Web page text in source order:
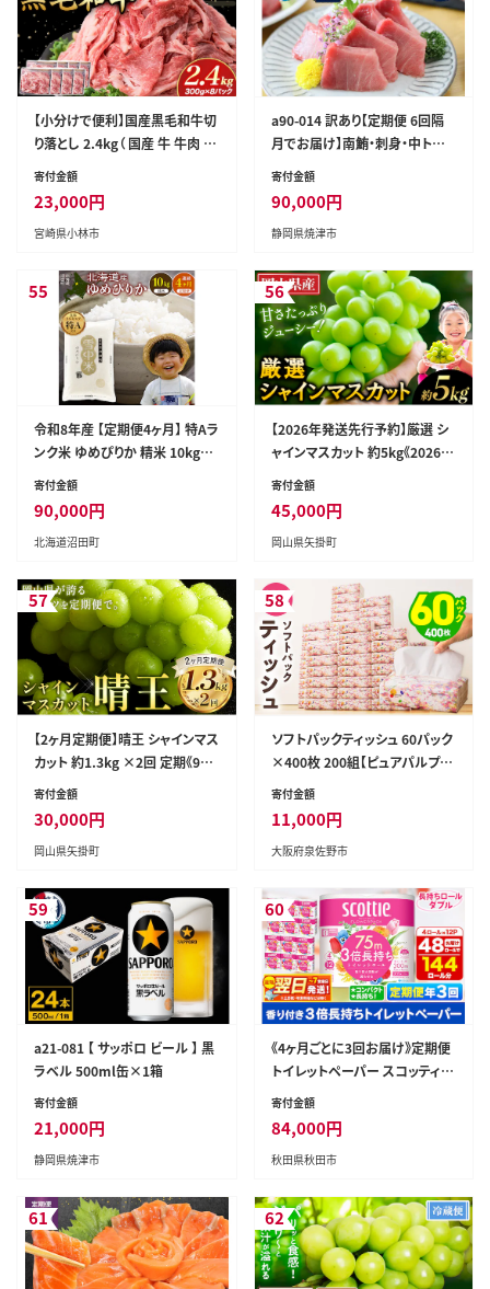
【小分けで便利】国産黒毛和牛切
り落とし 2.4kg（ 国産 牛 牛肉 黒
毛和牛 切り落とし 真空 小分け
冷凍 宮崎県 小林市 ）
寄付金額
23,000円
宮崎県小林市
a90-014 訳あり【定期便 6回隔
月でお届け】南鮪・刺身・中トロ
(約700g)
寄付金額
90,000円
静岡県焼津市
55
令和8年産 【定期便4ヶ月】 特Aラ
ンク米 ゆめぴりか 精米 10kg（5
kg×2袋）【11月発送】雪冷気 籾
貯蔵 雪中米 北海道 nr-1711
寄付金額
90,000円
北海道沼田町
56
【2026年発送先行予約】厳選 シ
ャインマスカット 約5kg《2026年
9月上旬-11月中旬に出荷予定
(土日祝除く)》岡山 シャインマス
カット 厳選 シャインマスカット
ぶどう ブドウ シャインマスカット
ト 限定 岡山県産 ぶどう ブドウ
シャインマスカット 矢掛町---ofn
_cwsmx_ae911_26_42500_8
---
寄付金額
45,000円
岡山県矢掛町
57
【2ヶ月定期便】晴王 シャインマス
カット 約1.3kg ×2回 定期《9月-
10月頃出荷》 シャインマスカット
フルーツ---ofn_chotei_26_30
000_sep2---
寄付金額
30,000円
岡山県矢掛町
58
ソフトパックティッシュ 60パック
×400枚 200組【ピュアパルプ10
0％ 高評価 人気急上昇 まとめ買
蓄 防災 箱なし】 010B1754
寄付金額
11,000円
大阪府泉佐野市
59
a21-081 【 サッポロ ビール 】 黒
ラベル 500ml缶×1箱
寄付金額
21,000円
静岡県焼津市
60
《4ヶ月ごとに3回お届け》定期便
トイレットペーパー スコッティ
フラワーパック 3倍長持ち〈香り
最短翌日発送 [スコッティ フラ
ワーパック トイレットペーパー
活]
寄付金額
84,000円
秋田県秋田市
61 62